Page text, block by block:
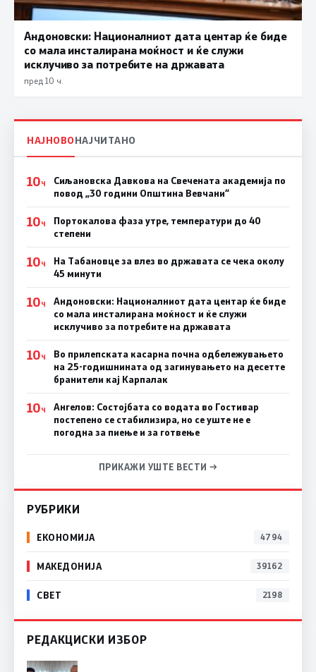
Андоновски: Националниот дата центар ќе биде
со мала инсталирана моќност и ќе служи
исклучиво за потребите на државата
пред 10 ч.
НАЈНОВОНАЈЧИТАНО
10Ч
Сиљановска Давкова на Свечената академија по
повод „30 години Општина Вевчани“
10Ч
Портокалова фаза утре, температури до 40
степени
10Ч
На Табановце за влез во државата се чека околу
45 минути
10Ч
Андоновски: Националниот дата центар ќе биде
со мала инсталирана моќност и ќе служи
исклучиво за потребите на државата
10Ч
Во прилепската касарна почна одбележувањето
на 25-годишнината од загинувањето на десетте
бранители кај Карпалак
10Ч
Ангелов: Состојбата со водата во Гостивар
постепено се стабилизира, но се уште не е
погодна за пиење и за готвење
ПРИКАЖИ УШТЕ ВЕСТИ →
РУБРИКИ
ЕКОНОМИЈА 4794
МАКЕДОНИЈА 39162
СВЕТ 2198
РЕДАКЦИСКИ ИЗБОР